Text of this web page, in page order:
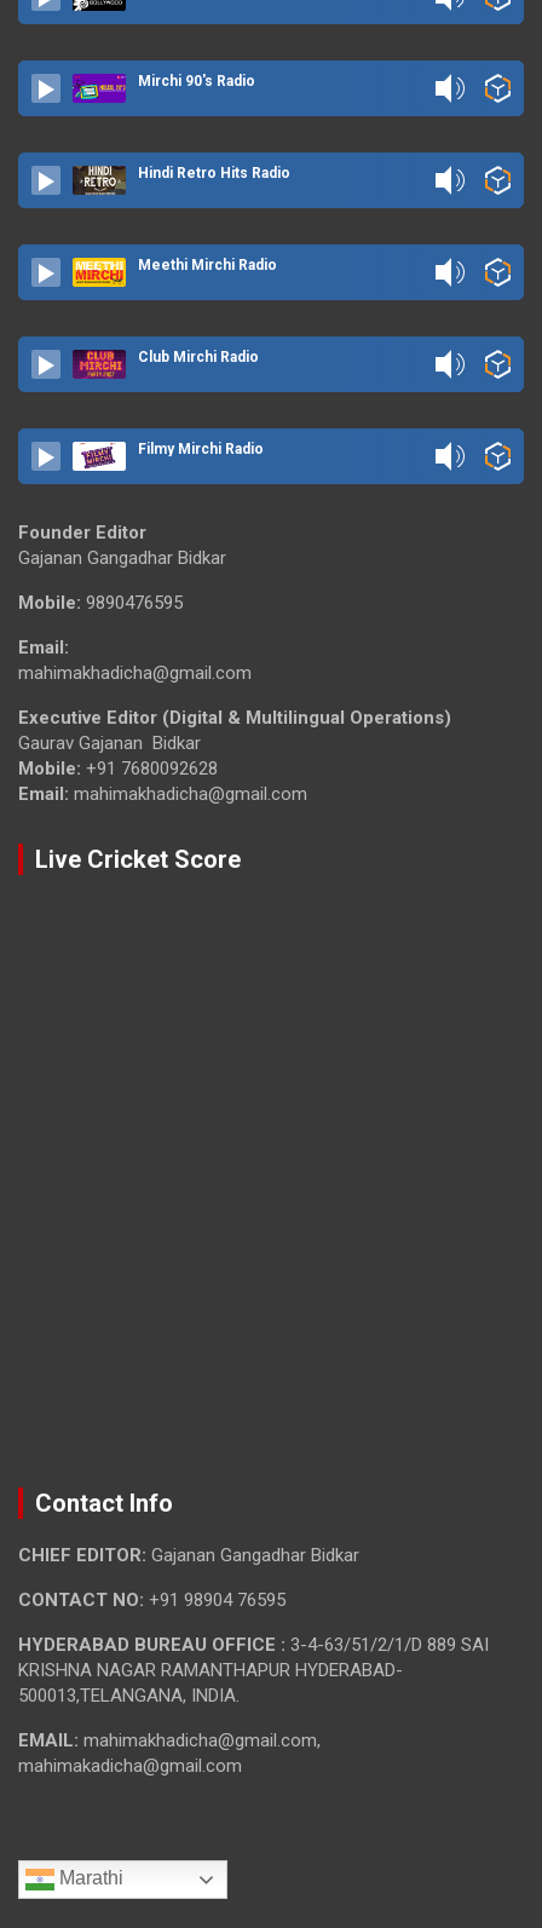
Mirchi 90's Radio
Hindi Retro Hits Radio
Meethi Mirchi Radio
Club Mirchi Radio
Filmy Mirchi Radio
Founder Editor
Gajanan Gangadhar Bidkar
Mobile: 9890476595
Email:
mahimakhadicha@gmail.com
Executive Editor (Digital & Multilingual Operations)
Gaurav Gajanan Bidkar
Mobile: +91 7680092628
Email: mahimakhadicha@gmail.com
Live Cricket Score
Contact Info
CHIEF EDITOR: Gajanan Gangadhar Bidkar
CONTACT NO: +91 98904 76595
HYDERABAD BUREAU OFFICE : 3-4-63/51/2/1/D 889 SAI
KRISHNA NAGAR RAMANTHAPUR HYDERABAD-
500013,TELANGANA, INDIA.
EMAIL: mahimakhadicha@gmail.com,
mahimakadicha@gmail.com
Marathi